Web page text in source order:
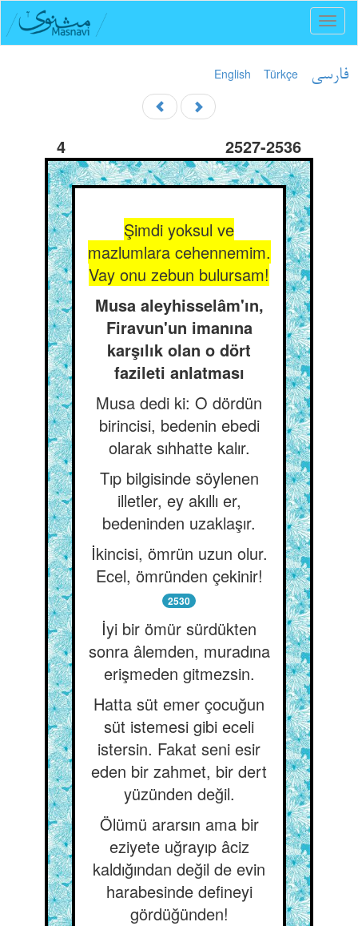
English Türkçe فارسی
4 2527-2536
Şimdi yoksul ve
mazlumlara cehennemim.
Vay onu zebun bulursam!
Musa aleyhisselâm'ın,
Firavun'un imanına
karşılık olan o dört
fazileti anlatması
Musa dedi ki: O dördün
birincisi, bedenin ebedi
olarak sıhhatte kalır.
Tıp bilgisinde söylenen
illetler, ey akıllı er,
bedeninden uzaklaşır.
İkincisi, ömrün uzun olur.
Ecel, ömründen çekinir!
2530
İyi bir ömür sürdükten
sonra âlemden, muradına
erişmeden gitmezsin.
Hatta süt emer çocuğun
süt istemesi gibi eceli
istersin. Fakat seni esir
eden bir zahmet, bir dert
yüzünden değil.
Ölümü ararsın ama bir
eziyete uğrayıp âciz
kaldığından değil de evin
harabesinde defineyi
gördüğünden!